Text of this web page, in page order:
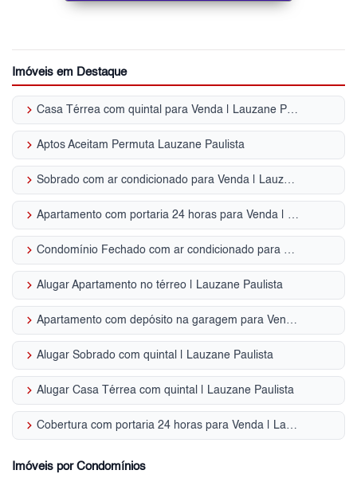
Imóveis em Destaque
keyboard_arrow_right Casa Térrea com quintal para Venda | Lauzane Paulista
keyboard_arrow_right Aptos Aceitam Permuta Lauzane Paulista
keyboard_arrow_right Sobrado com ar condicionado para Venda | Lauzane Paulista
keyboard_arrow_right Apartamento com portaria 24 horas para Venda | Lauzane Paulista
keyboard_arrow_right Condomínio Fechado com ar condicionado para Venda | Lauzane Paulista
keyboard_arrow_right Alugar Apartamento no térreo | Lauzane Paulista
keyboard_arrow_right Apartamento com depósito na garagem para Venda | Lauzane Paulista
keyboard_arrow_right Alugar Sobrado com quintal | Lauzane Paulista
keyboard_arrow_right Alugar Casa Térrea com quintal | Lauzane Paulista
keyboard_arrow_right Cobertura com portaria 24 horas para Venda | Lauzane Paulista
Imóveis por Condomínios